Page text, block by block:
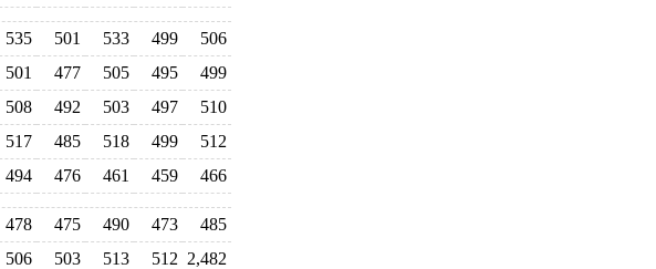
535 501 533 499
506
501 477 505 495
499
508 492 503 497
510
517 485 518 499
512
494 476 461 459 466
478 475 490 473
485
506 503 513 512 2,482